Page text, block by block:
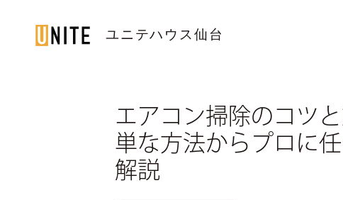
ユニテハウス仙台
トップページ
住宅のラインナップ
エアコン掃除のコツ
単な方法からプロに
解説